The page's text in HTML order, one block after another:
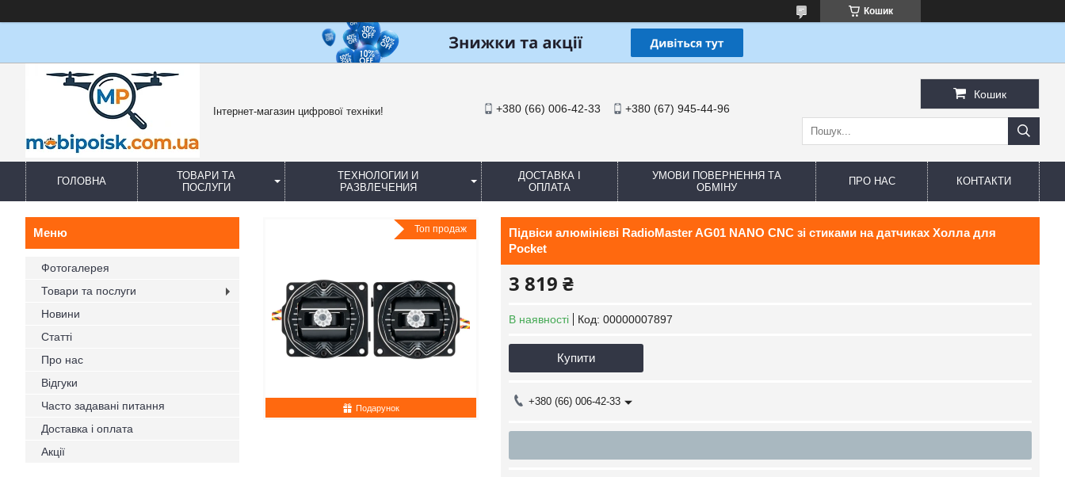
Кошик
Інтернет-магазин цифрової техніки! +380 (66) 006-42-33 +380 (67) 945-44-96
Кошик
ГОЛОВНА
ТОВАРИ ТА
ПОСЛУГИ
ТЕХНОЛОГИИ И
РАЗВЛЕЧЕНИЯ
ДОСТАВКА І
ОПЛАТА
УМОВИ ПОВЕРНЕННЯ ТА
ОБМІНУ
ПРО НАС КОНТАКТИ
Подарунок
Топ продаж
Підвіси алюмінієві RadioMaster AG01 NANO CNC зі стиками на датчиках Холла для
Pocket
3 819 ₴
В наявності Код: 00000007897
Купити
+380 (66) 006-42-33
Фотогалерея
Товари та послуги
Новини
Статті
Про нас
Відгуки
Часто задавані питання
Доставка і оплата
Акції